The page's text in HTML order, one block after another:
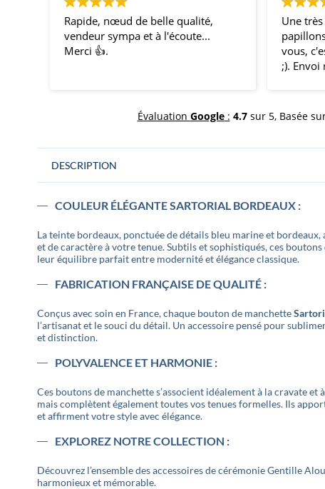
Rapide, nœud de belle qualité,
vendeur sympa et à l'écoute...
Une très belle
papillons, la
vous, c'est bien
;). Envoi rapide
impression avec
Évaluation Google: 4.7sur 5, Basée
DESCRIPTION
COULEUR ÉLÉGANTE SARTORIAL BORDEAUX :
La teinte bordeaux, ponctuée de détails bleu marine et
et de caractère à votre tenue. Subtils et sophistiqués, ces
leur équilibre parfait entre modernité et élégance classique.
FABRICATION FRANÇAISE DE QUALITÉ :
Conçus avec soin en France, chaque bouton de manchette
l’artisanat et le souci du détail. Un accessoire pensé pour
et distinction.
POLYVALENCE ET HARMONIE :
Ces boutons de manchette s’associent idéalement à la cravate et
mais complètent également toutes vos tenues formelles. Ils
et affirment votre style avec élégance.
EXPLOREZ NOTRE COLLECTION :
Découvrez l’ensemble des accessoires de cérémonie Gentille
harmonieux et mémorable.